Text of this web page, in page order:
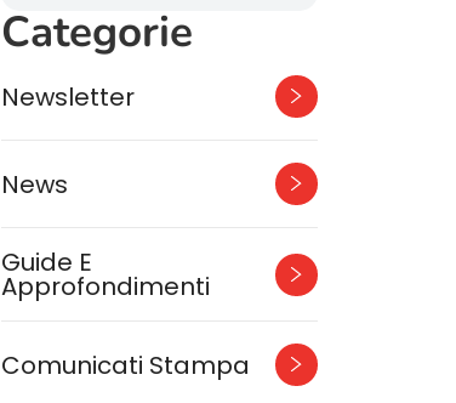
Categorie
Newsletter
News
Guide E
Approfondimenti
Comunicati Stampa